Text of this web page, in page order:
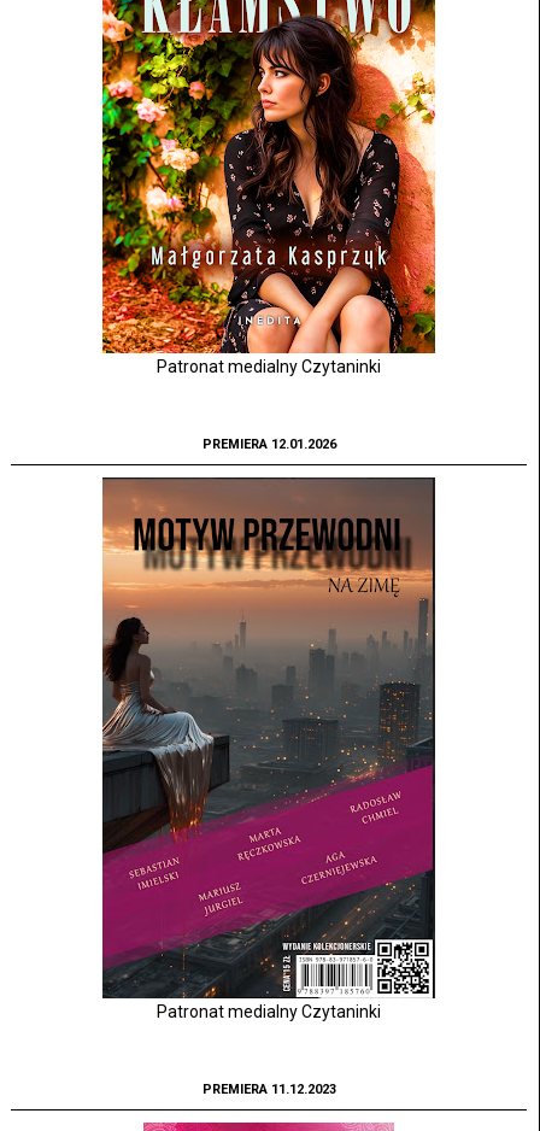
Patronat medialny Czytaninki
PREMIERA 12.01.2026
Patronat medialny Czytaninki
PREMIERA 11.12.2023